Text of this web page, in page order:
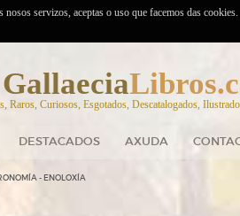
Gallaecia
Raros, Curiosos, Esgotados, Descatalogados,
DESTACADOS AXUDA
- ENOLOXÍA
servizos, aceptas o uso que facemos das cookies.